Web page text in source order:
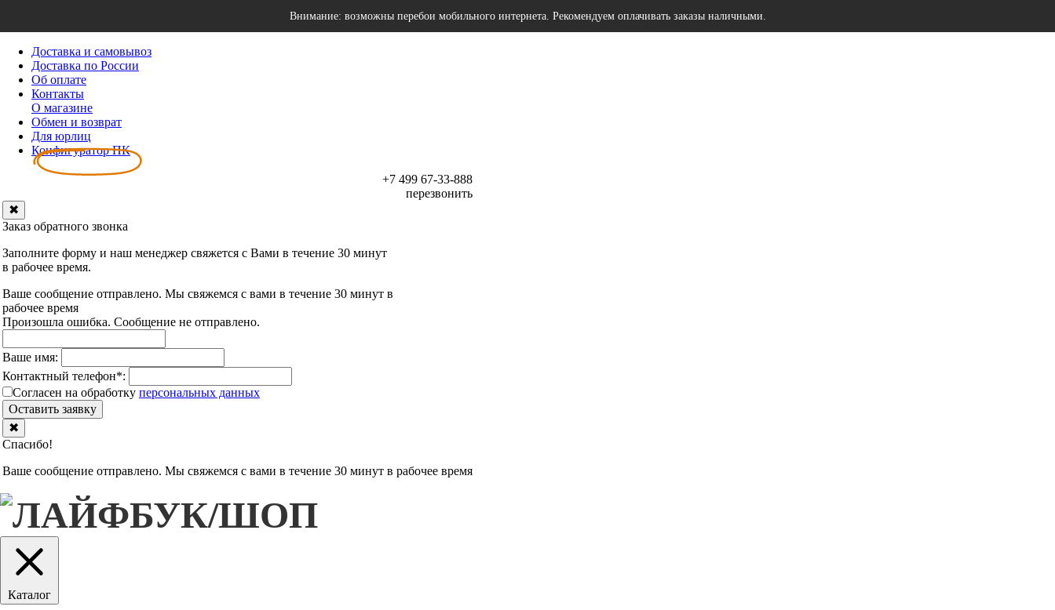
Внимание: возможны перебои мобильного интернета. Рекомендуем оплачивать заказы наличными.
Доставка и самовывоз
Доставка по России
Об оплате
Контакты
О магазине
Обмен и возврат
Для юрлиц
Конфигуратор ПК
+7 499 67-33-888
перезвонить
✖
Заказ обратного звонка
Заполните форму и наш менеджер свяжется с Вами в течение 30 минут
в рабочее время.
Ваше сообщение отправлено. Мы свяжемся с вами в течение 30 минут в
рабочее время
Произошла ошибка. Сообщение не отправлено.
Ваше имя:
Контактный телефон*:
Согласен на обработку персональныx данных
Оставить заявку
✖
Спасибо!
Ваше сообщение отправлено. Мы свяжемся с вами в течение 30 минут в рабочее время
Каталог